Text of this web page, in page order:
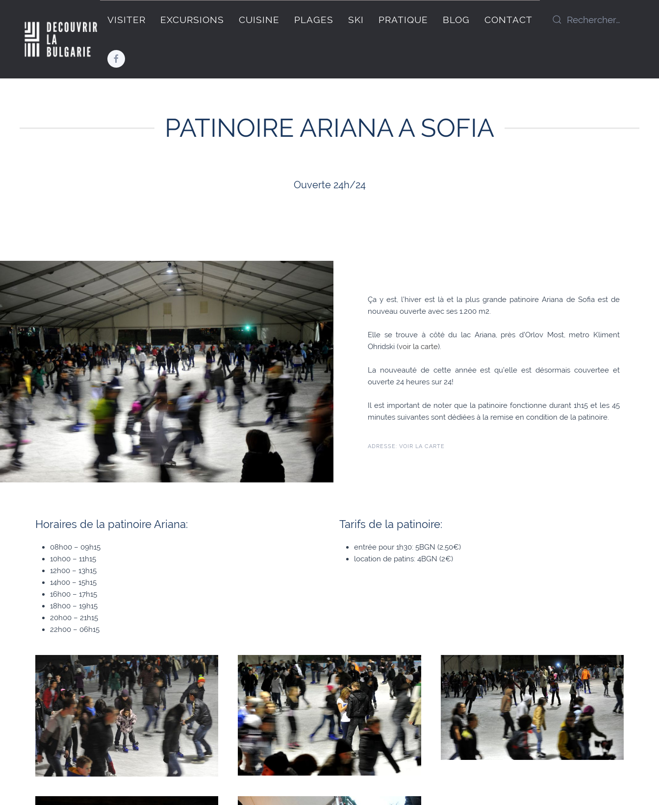
VISITER EXCURSIONS CUISINE PLAGES SKI PRATIQUE BLOG CONTACT
PATINOIRE ARIANA A SOFIA
Ouverte 24h/24
Ça y est, l’hiver est là et la plus grande patinoire Ariana de Sofia est de
nouveau ouverte avec ses 1.200 m2.
Elle se trouve à côté du lac Ariana, près d’Orlov Most, metro Kliment
Ohridski (voir la carte).
La nouveauté de cette année est qu’elle est désormais couvertee et
ouverte 24 heures sur 24!
Il est important de noter que la patinoire fonctionne durant 1h15 et les 45
minutes suivantes sont dédiées à la remise en condition de la patinoire.
ADRESSE: VOIR LA CARTE
Horaires de la patinoire Ariana:
08h00 – 09h15
10h00 – 11h15
12h00 – 13h15
14h00 – 15h15
16h00 – 17h15
18h00 – 19h15
20h00 – 21h15
22h00 – 06h15
Tarifs de la patinoire:
entrée pour 1h30: 5BGN (2,50€)
location de patins: 4BGN (2€)